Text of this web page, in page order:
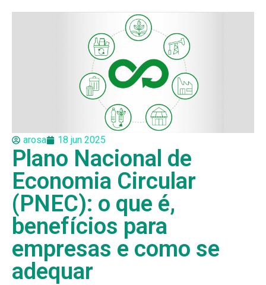
arosa 18 jun 2025
Plano Nacional de
Economia Circular
(PNEC): o que é,
benefícios para
empresas e como se
adequar